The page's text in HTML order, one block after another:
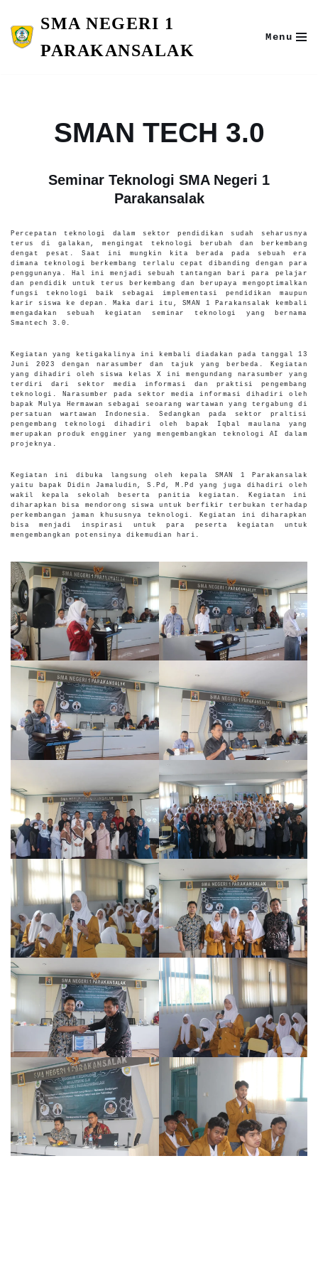
Skip
to
content
SMA NEGERI 1
PARAKANSALAK
Menu
SMAN TECH 3.0
Seminar Teknologi SMA Negeri 1
Parakansalak
Percepatan teknologi dalam sektor pendidikan sudah seharusnya
terus di galakan, mengingat teknologi berubah dan berkembang
dengat pesat. Saat ini mungkin kita berada pada sebuah era
dimana teknologi berkembang terlalu cepat dibanding dengan para
penggunanya. Hal ini menjadi sebuah tantangan bari para pelajar
dan pendidik untuk terus berkembang dan berupaya mengoptimalkan
fungsi teknologi baik sebagai implementasi pendidikan maupun
karir siswa ke depan. Maka dari itu, SMAN 1 Parakansalak kembali
mengadakan sebuah kegiatan seminar teknologi yang bernama
Smantech 3.0.
Kegiatan yang ketigakalinya ini kembali diadakan pada tanggal 13
Juni 2023 dengan narasumber dan tajuk yang berbeda. Kegiatan
yang dihadiri oleh siswa kelas X ini mengundang narasumber yang
terdiri dari sektor media informasi dan praktisi pengembang
teknologi. Narasumber pada sektor media informasi dihadiri oleh
bapak Mulya Hermawan sebagai seoarang wartawan yang tergabung di
persatuan wartawan Indonesia. Sedangkan pada sektor praltisi
pengembang teknologi dihadiri oleh bapak Iqbal maulana yang
merupakan produk engginer yang mengembangkan teknologi AI dalam
projeknya.
Kegiatan ini dibuka langsung oleh kepala SMAN 1 Parakansalak
yaitu bapak Didin Jamaludin, S.Pd, M.Pd yang juga dihadiri oleh
wakil kepala sekolah beserta panitia kegiatan. Kegiatan ini
diharapkan bisa mendorong siswa untuk berfikir terbukan terhadap
perkembangan jaman khususnya teknologi. Kegiatan ini diharapkan
bisa menjadi inspirasi untuk para peserta kegiatan untuk
mengembangkan potensinya dikemudian hari.